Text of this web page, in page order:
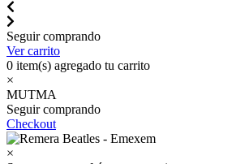
Seguir comprando
Ver carrito
0 item(s) agregado tu carrito
×
MUTMA
Seguir comprando
Checkout
×